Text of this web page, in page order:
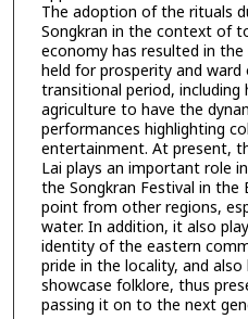
The adoption of the rituals
Songkran in the context of
economy has resulted in
held for prosperity and
transitional period,
agriculture to have the
performances highlighting
entertainment. At present,
Lai plays an important role
the Songkran Festival in the
point from other regions,
water. In addition, it also
identity of the eastern
pride in the locality, and
showcase folklore, thus
passing it on to the next